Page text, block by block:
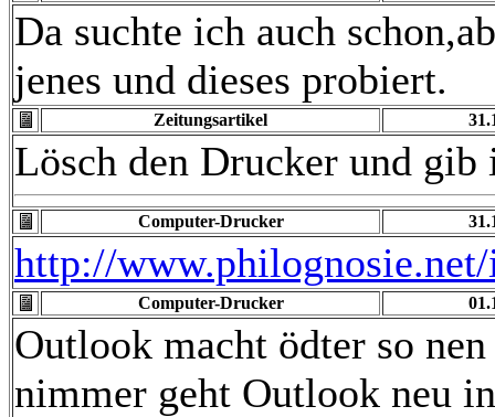
Da suchte ich auch
jenes und dieses probiert.
Zeitungsartikel
Lösch den Drucker und gib
Computer-Drucker
http://
Computer-Drucker
Outlook macht ödter so
nimmer geht Outlook neu